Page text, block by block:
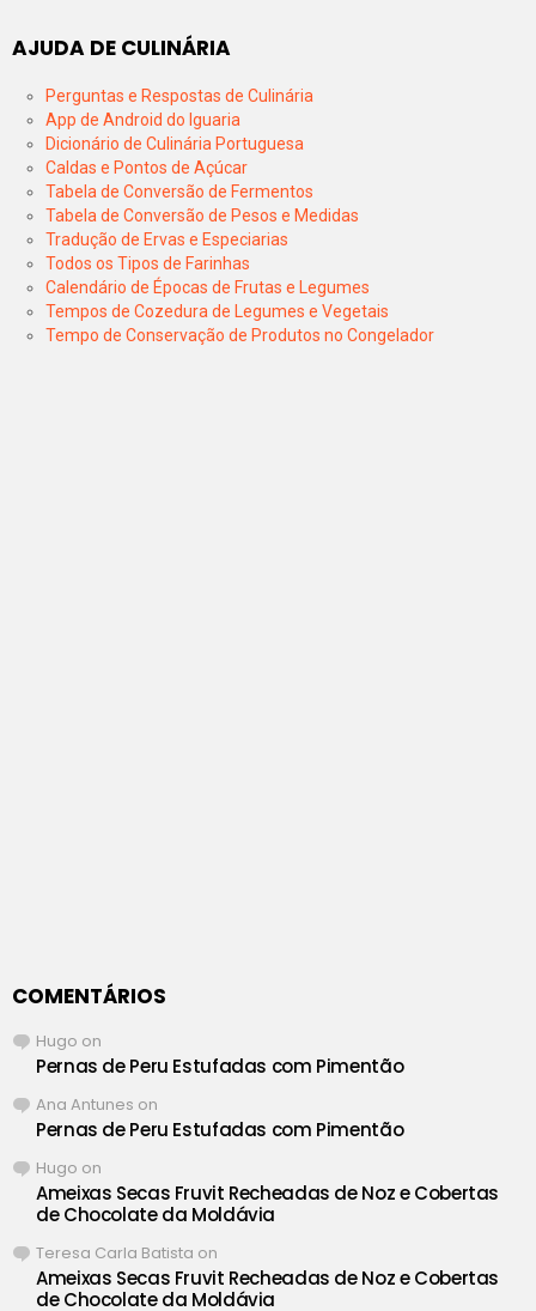
AJUDA DE CULINÁRIA
Perguntas e Respostas de Culinária
App de Android do Iguaria
Dicionário de Culinária Portuguesa
Caldas e Pontos de Açúcar
Tabela de Conversão de Fermentos
Tabela de Conversão de Pesos e Medidas
Tradução de Ervas e Especiarias
Todos os Tipos de Farinhas
Calendário de Épocas de Frutas e Legumes
Tempos de Cozedura de Legumes e Vegetais
Tempo de Conservação de Produtos no Congelador
COMENTÁRIOS
Hugo on
Pernas de Peru Estufadas com Pimentão
Ana Antunes on
Pernas de Peru Estufadas com Pimentão
Hugo on
Ameixas Secas Fruvit Recheadas de Noz e Cobertas
de Chocolate da Moldávia
Teresa Carla Batista on
Ameixas Secas Fruvit Recheadas de Noz e Cobertas
de Chocolate da Moldávia